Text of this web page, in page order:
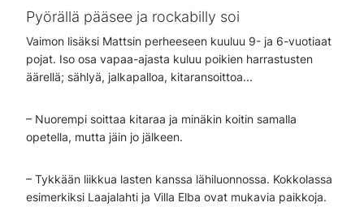
Pyörällä pääsee ja rockabilly soi
Vaimon lisäksi Mattsin perheeseen kuuluu 9- ja 6-vuotiaat
pojat. Iso osa vapaa-ajasta kuluu poikien harrastusten
äärellä; sählyä, jalkapalloa, kitaransoittoa...
– Nuorempi soittaa kitaraa ja minäkin koitin samalla
opetella, mutta jäin jo jälkeen.
– Tykkään liikkua lasten kanssa lähiluonnossa. Kokkolassa
esimerkiksi Laajalahti ja Villa Elba ovat mukavia paikkoja.